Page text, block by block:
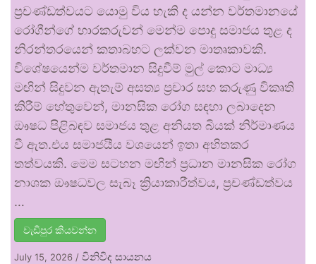
ප්‍රචණ්ඩත්වයට යොමු විය හැකි ද යන්න වර්තමානයේ
රෝගීන්ගේ භාරකරුවන් මෙන්ම පොදු සමාජය තුළ ද
නිරන්තරයෙන් කතාබහට ලක්වන මාතෘකාවකි.
විශේෂයෙන්ම වර්තමාන සිදුවීම් මුල් කොට මාධ්‍ය
මඟින් සිදුවන ඇතැම් අසත්‍ය ප්‍රචාර සහ කරුණු විකෘති
කිරීම් හේතුවෙන්, මානසික රෝග සඳහා ලබාදෙන
ඖෂධ පිළිබඳව සමාජය තුළ අනියත බියක් නිර්මාණය
වී ඇත.එය සමාජයීය වශයෙන් ඉතා අහිතකර
තත්වයකි. මෙම සටහන මඟින් ප්‍රධාන මානසික රෝග
නාශක ඖෂධවල සැබෑ ක්‍රියාකාරීත්වය, ප්‍රචණ්ඩත්වය
…
වැඩිපුර කියවන්න
July 15, 2026 / විනිවිද සායනය